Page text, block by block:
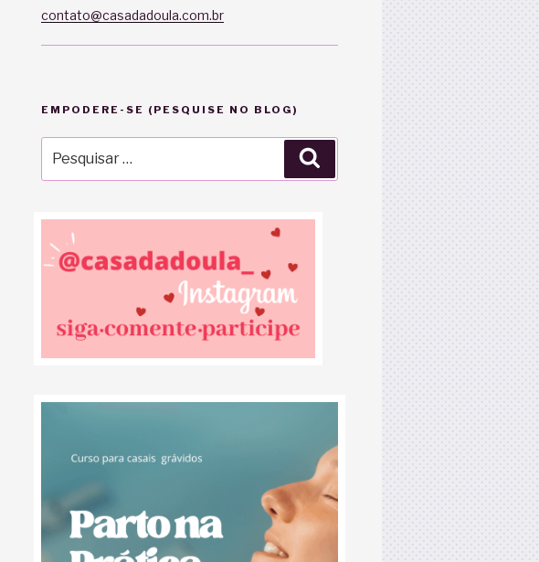
contato@casadadoula.com.br
EMPODERE-SE (PESQUISE NO BLOG)
por: